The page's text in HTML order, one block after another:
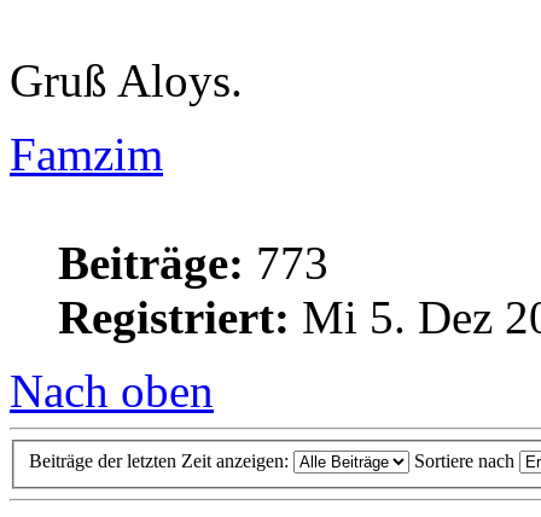
Gruß Aloys.
Famzim
Beiträge: 773
Registriert: Mi 5. Dez
Nach oben
Beiträge der letzten Zeit anzeigen: Sortiere nach